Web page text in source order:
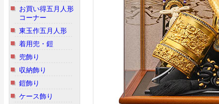
お買い得五月人形
コーナー
東玉作五月人形
着用兜・鎧
兜飾り
収納飾り
鎧飾り
ケース飾り